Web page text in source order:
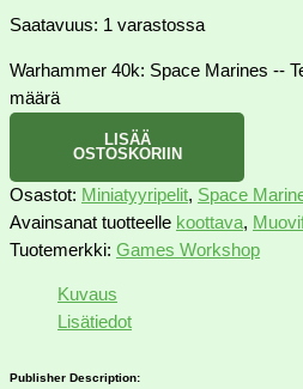
Saatavuus: 1 varastossa
Warhammer 40k: Space Marines --
määrä
LISÄÄ
OSTOSKORIIN
Osastot: Miniatyyripelit, Space
Avainsanat tuotteelle koottava,
Tuotemerkki: Games Workshop
Kuvaus
Lisätiedot
Publisher Description: